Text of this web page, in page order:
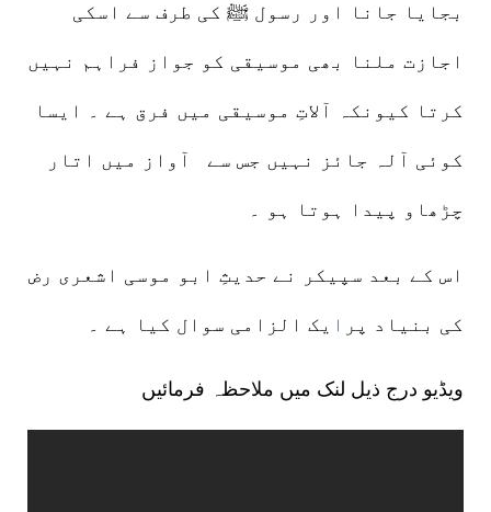
بجایا جانا اور رسول ﷺ کی طرف سے اسکی
اجازت ملنا بھی موسیقی کو جواز فراہم نہیں
کرتا کیونکہ آلاتِ موسیقی میں فرق ہے ۔ ایسا
کوئی آلہ جائز نہیں جس سے آواز میں اتار
چڑھاو پیدا ہوتا ہو ۔
اس کے بعد سپیکر نے حدیثِ ابو موسی اشعری رض
کی بنیاد پر ا یک الزامی سوال کیا ہے ۔
ویڈیو درج ذیل لنک میں ملاحظہ فرمائیں